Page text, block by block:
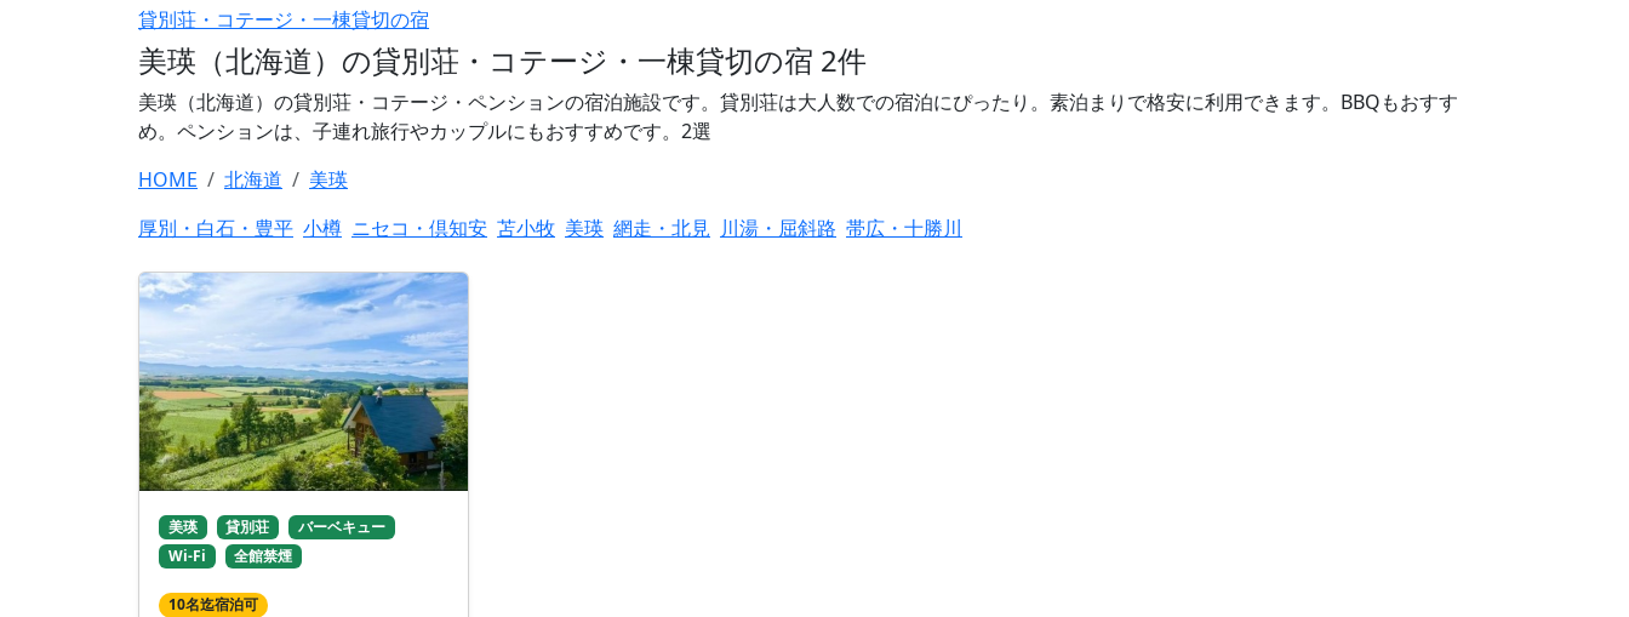
貸別荘・コテージ・一棟貸切の宿
美瑛（北海道）の貸別荘・コテージ・一棟貸切の宿 2件
美瑛（北海道）の貸別荘・コテージ・ペンションの宿泊施設です。貸別荘は大人数での宿泊にぴったり。素泊まりで格安に利用できます。BBQもおすす
め。ペンションは、子連れ旅行やカップルにもおすすめです。2選
HOME
北海道
美瑛
厚別・白石・豊平 小樽 ニセコ・倶知安 苫小牧 美瑛 網走・北見 川湯・屈斜路 帯広・十勝川
美瑛 貸別荘
バーベキュー
Wi-Fi
全館禁煙
10名迄宿泊可